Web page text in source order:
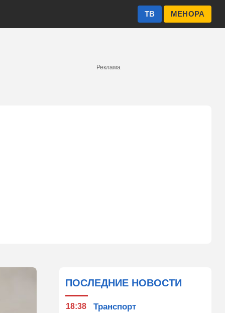
МЕНОРА
ТВ
Реклама
ПОСЛЕДНИЕ НОВОСТИ
18:38 Транспорт